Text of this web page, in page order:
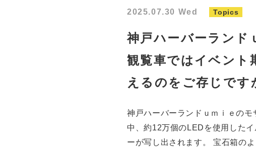
2025.07.30 Wed Topics
神戸ハーバーランド
観覧車ではイベント
えるのをご存じです
神戸ハーバーランドｕｍｉｅの
中、約12万個のLEDを使用した
ーが写し出されます。 宝石箱の